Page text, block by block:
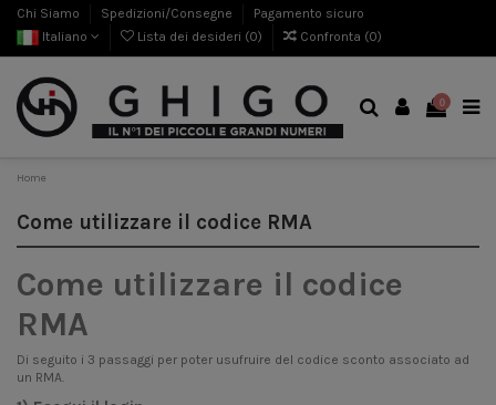
Chi Siamo Spedizioni/Consegne
Pagamento sicuro
Italiano
Lista dei desideri (0) Confronta (0)
0
Home
Come utilizzare il codice RMA
Come utilizzare il codice
RMA
Di seguito i 3 passaggi per poter usufruire del codice sconto associato ad
un RMA.